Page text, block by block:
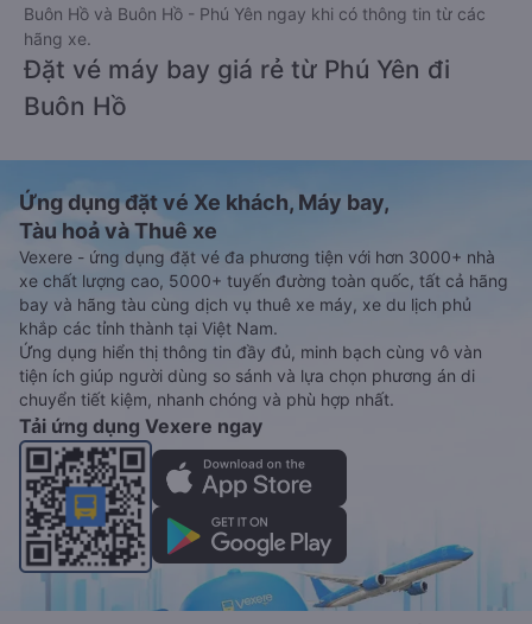
Buôn Hồ và Buôn Hồ - Phú Yên ngay khi có thông tin từ các
hãng xe.
Đặt vé máy bay giá rẻ từ Phú Yên đi
Buôn Hồ
Ứng dụng đặt vé Xe khách, Máy bay,
Tàu hoả và Thuê xe
Vexere - ứng dụng đặt vé đa phương tiện với hơn 3000+ nhà
xe chất lượng cao, 5000+ tuyến đường toàn quốc, tất cả hãng
bay và hãng tàu cùng dịch vụ thuê xe máy, xe du lịch phủ
khắp các tỉnh thành tại Việt Nam.
Ứng dụng hiển thị thông tin đầy đủ, minh bạch cùng vô vàn
tiện ích giúp người dùng so sánh và lựa chọn phương án di
chuyển tiết kiệm, nhanh chóng và phù hợp nhất.
Tải ứng dụng Vexere ngay